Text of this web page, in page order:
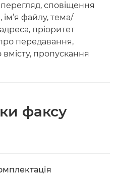
сповіщення
файлу, тема/
пріоритет
передавання,
вмісту, пропускання
факсу